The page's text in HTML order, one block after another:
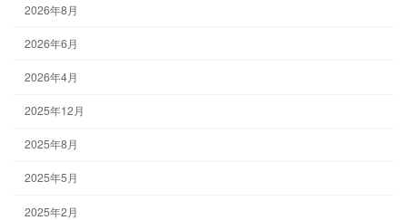
2026年8月
2026年6月
2026年4月
2025年12月
2025年8月
2025年5月
2025年2月